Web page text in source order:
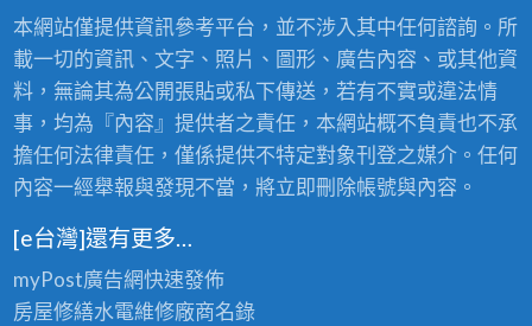
本網站僅提供資訊參考平台，並不涉入其中任何諮詢。所
載一切的資訊、文字、照片、圖形、廣告內容、或其他資
料，無論其為公開張貼或私下傳送，若有不實或違法情
事，均為『內容』提供者之責任，本網站概不負責也不承
擔任何法律責任，僅係提供不特定對象刊登之媒介。任何
內容一經舉報與發現不當，將立即刪除帳號與內容。
[e台灣]還有更多…
myPost廣告網快速發佈
房屋修繕水電維修廠商名錄